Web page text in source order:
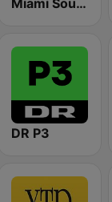
Miami SoundSets
DR P3